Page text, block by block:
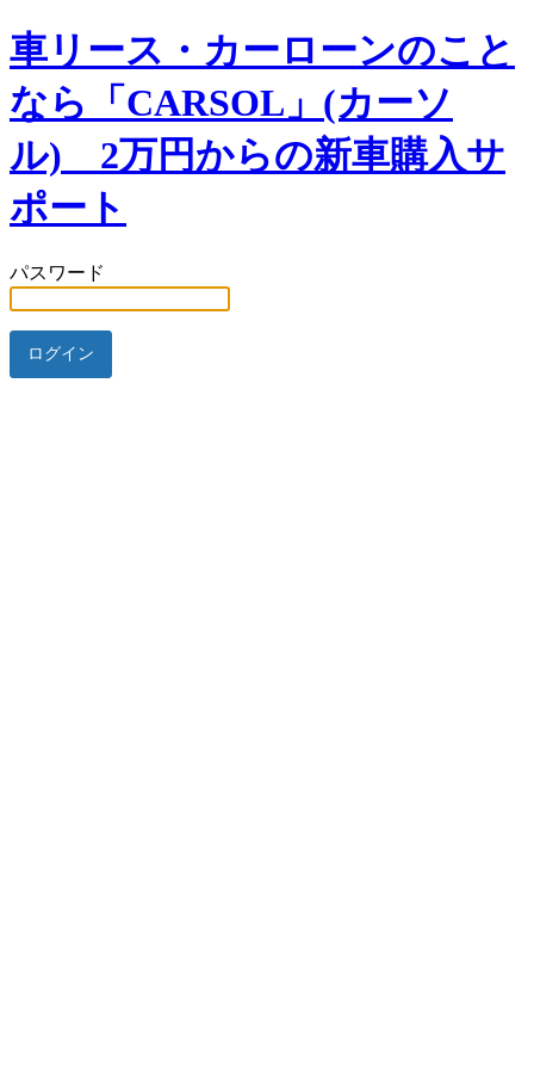
車リース・カーローンのこと
なら「CARSOL」(カーソ
ル) 2万円からの新車購入サ
ポート
パスワード